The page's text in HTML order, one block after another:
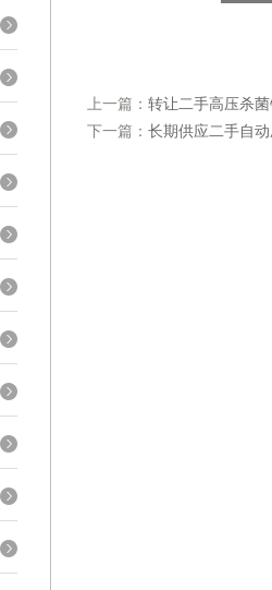
上一篇： 转让二手高压杀
下一篇： 长期供应二手自